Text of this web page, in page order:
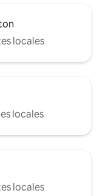
locales
locales
locales